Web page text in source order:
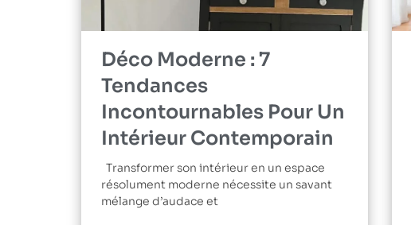
Déco Moderne : 7
Tendances
Incontournables Pour Un
Intérieur Contemporain
Transformer son intérieur en un espace
résolument moderne nécessite un savant
mélange d’audace et